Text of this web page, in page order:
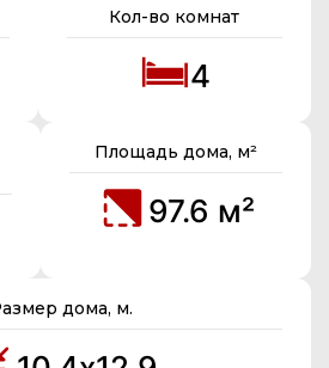
Кол-во комнат
4
Площадь дома, м²
97.6 м²
дома, м.